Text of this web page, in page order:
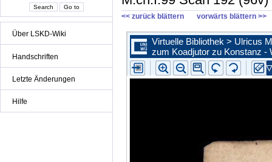
Über LSKD-Wiki
Handschriften
Letzte Änderungen
Hilfe
<< zurück blättern vorwärts blättern >>